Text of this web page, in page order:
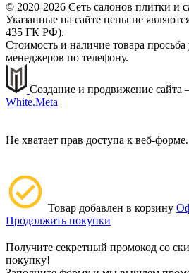
© 2020-2026 Сеть салонов плитки и
Указанные на сайте цены не
435 ГК РФ).
Стоимость и наличие товара
менеджеров по телефону.
Создание и продвижение
White.Meta
Не хватает прав доступа к веб-форме.
Товар добавлен в корзину
Продолжить покупки
Получите секретный промокод со
покупку!